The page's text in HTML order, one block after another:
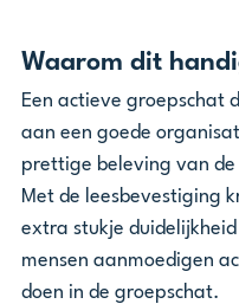
Waarom dit
Een actieve groepschat
aan een goede
prettige beleving van
Met de leesbevestiging
extra stukje duidelijkheid
mensen aanmoedigen
doen in de groepschat.